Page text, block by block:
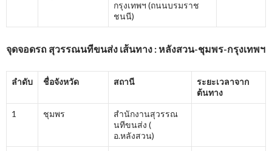
กรุงเทพฯ (ถนนบรมราช
ชนนี)
จุดจอดรถ สุวรรณนทีขนส่ง เส้นทาง : หลังสวน-ชุมพร-กรุงเทพฯ
ลำดับ ชื่อจังหวัด สถานี
ระยะเวลาจาก
ต้นทาง
1 ชุมพร
สำนักงานสุวรรณ
นทีขนส่ง (
อ.หลังสวน)